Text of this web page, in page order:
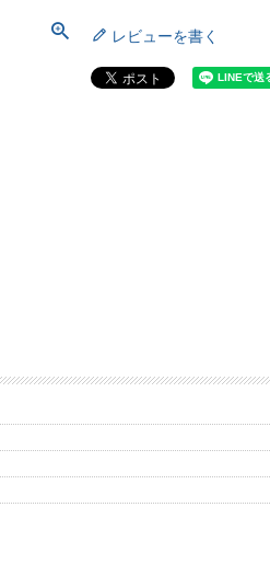
レビューを書く